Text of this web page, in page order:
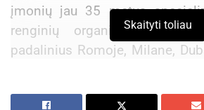
įmonių jau 35 metus
renginių organizavimo
padalinius Romoje, Milane,
Skaityti toliau